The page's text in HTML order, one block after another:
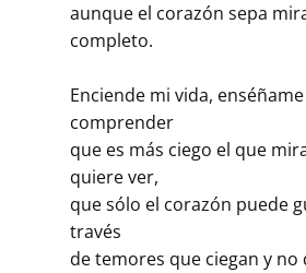
aunque el corazón sepa
completo.
Enciende mi vida,
comprender
que es más ciego el que
quiere ver,
que sólo el corazón puede
través
de temores que ciegan y no